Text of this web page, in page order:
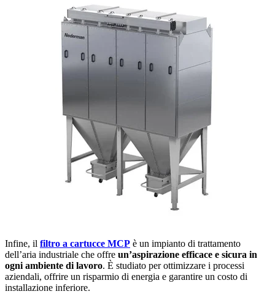
Infine, il filtro a cartucce MCP è un impianto di trattamento
dell’aria industriale che offre un’aspirazione efficace e sicura in
ogni ambiente di lavoro. È studiato per ottimizzare i processi
aziendali, offrire un risparmio di energia e garantire un costo di
installazione inferiore.